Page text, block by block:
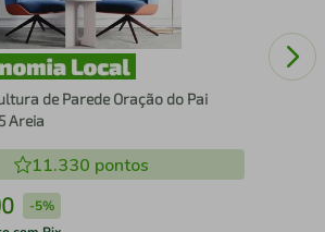
de Parede Oração do Pai
Areia
11.330 pontos
-5%